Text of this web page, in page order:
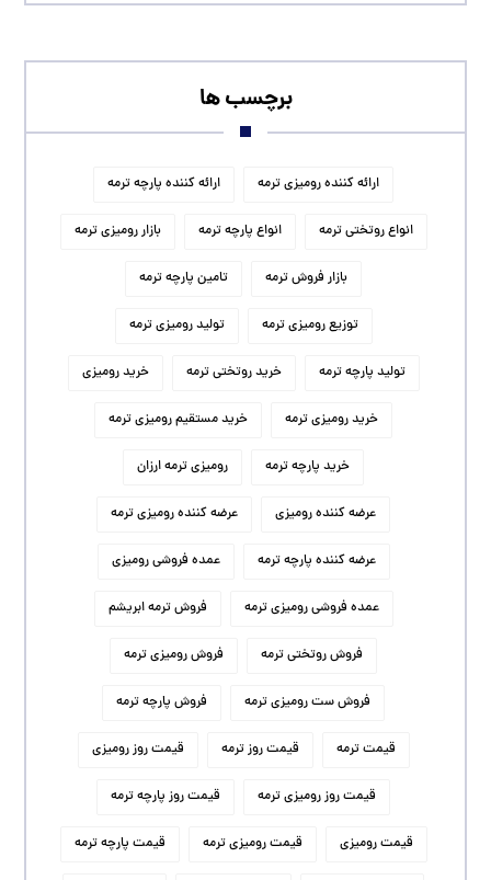
برچسب ها
ارائه کننده رومیزی ترمه ارائه کننده پارچه ترمه
انواع روتختی ترمه انواع پارچه ترمه بازار رومیزی ترمه
بازار فروش ترمه تامین پارچه ترمه
توزیع رومیزی ترمه تولید رومیزی ترمه
تولید پارچه ترمه خرید روتختی ترمه خرید رومیزی
خرید رومیزی ترمه خرید مستقیم رومیزی ترمه
خرید پارچه ترمه رومیزی ترمه ارزان
عرضه کننده رومیزی عرضه کننده رومیزی ترمه
عرضه کننده پارچه ترمه عمده فروشی رومیزی
عمده فروشی رومیزی ترمه فروش ترمه ابریشم
فروش روتختی ترمه فروش رومیزی ترمه
فروش ست رومیزی ترمه فروش پارچه ترمه
قیمت ترمه قیمت روز ترمه قیمت روز رومیزی
قیمت روز رومیزی ترمه قیمت روز پارچه ترمه
قیمت رومیزی قیمت رومیزی ترمه قیمت پارچه ترمه